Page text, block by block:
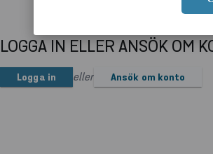
LOGGA IN ELLER ANSÖK OM
Logga in eller Ansök om konto